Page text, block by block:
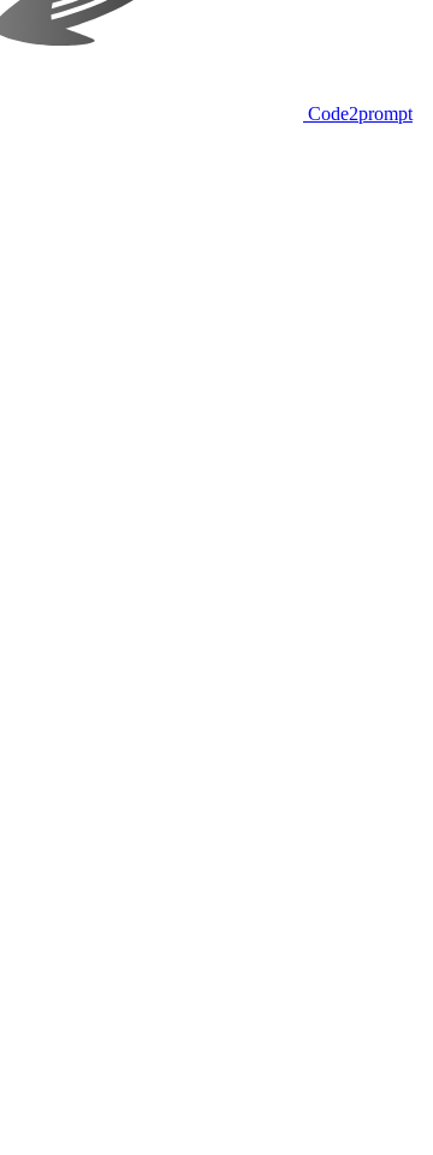
Code2prompt